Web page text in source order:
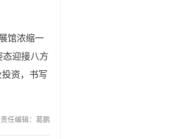
馆浓缩一
态迎接八方
资，书写
责任编辑：葛鹏